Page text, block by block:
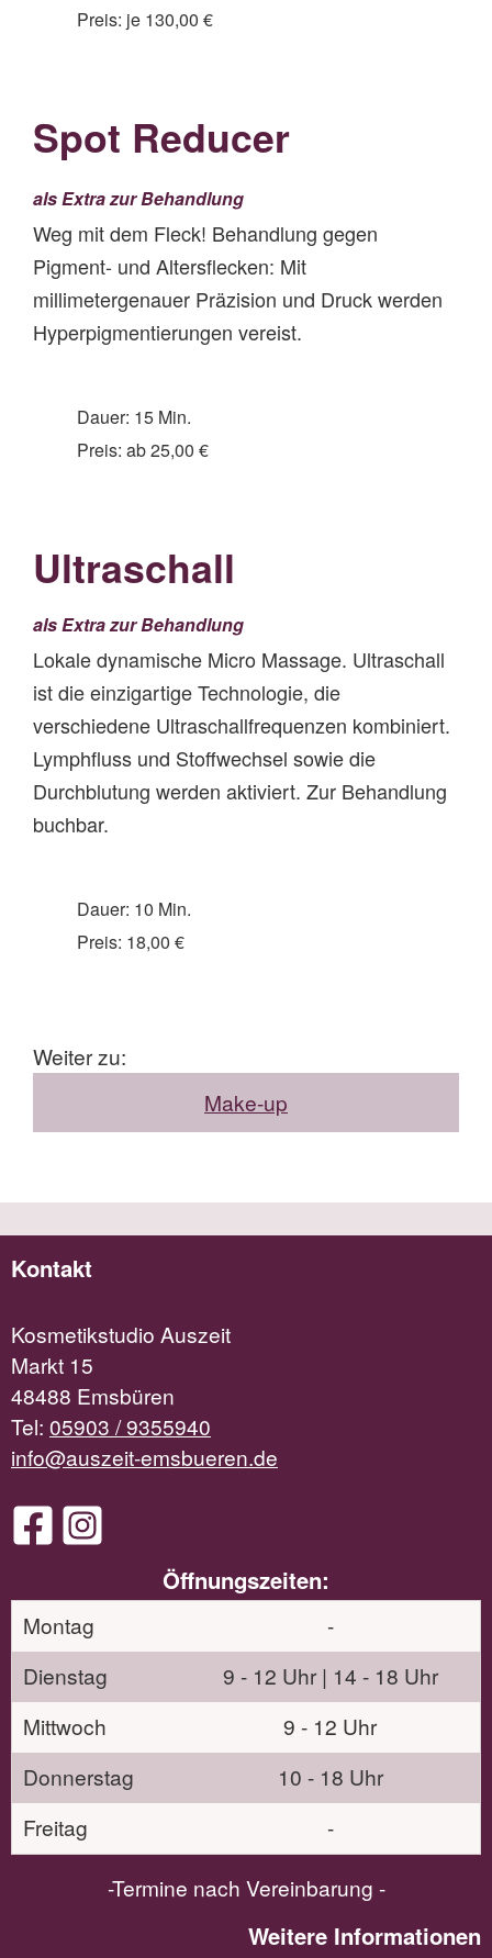
Preis: je 130,00 €
Spot Reducer
als Extra zur Behandlung
Weg mit dem Fleck! Behandlung gegen
Pigment- und Altersflecken: Mit
millimetergenauer Präzision und Druck werden
Hyperpigmentierungen vereist.
Dauer: 15 Min.
Preis: ab 25,00 €
Ultraschall
als Extra zur Behandlung
Lokale dynamische Micro Massage. Ultraschall
ist die einzigartige Technologie, die
verschiedene Ultraschallfrequenzen kombiniert.
Lymphfluss und Stoffwechsel sowie die
Durchblutung werden aktiviert. Zur Behandlung
buchbar.
Dauer: 10 Min.
Preis: 18,00 €
Weiter zu:
Make-up
Kontakt
Kosmetikstudio Auszeit
Markt 15
48488 Emsbüren
Tel: 05903 / 9355940
info@auszeit-emsbueren.de
Öffnungszeiten:
Montag
-
Dienstag
9 - 12 Uhr | 14 - 18 Uhr
Mittwoch
9 - 12 Uhr
Donnerstag
10 - 18 Uhr
Freitag
-
-Termine nach Vereinbarung -
Weitere Informationen